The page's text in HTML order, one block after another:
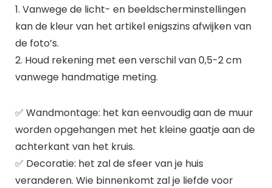
1. Vanwege de licht- en beeldscherminstellingen
kan de kleur van het artikel enigszins afwijken van
de foto’s.
2. Houd rekening met een verschil van 0,5-2 cm
vanwege handmatige meting.
✅ Wandmontage: het kan eenvoudig aan de muur
worden opgehangen met het kleine gaatje aan de
achterkant van het kruis.
✅ Decoratie: het zal de sfeer van je huis
veranderen. Wie binnenkomt zal je liefde voor